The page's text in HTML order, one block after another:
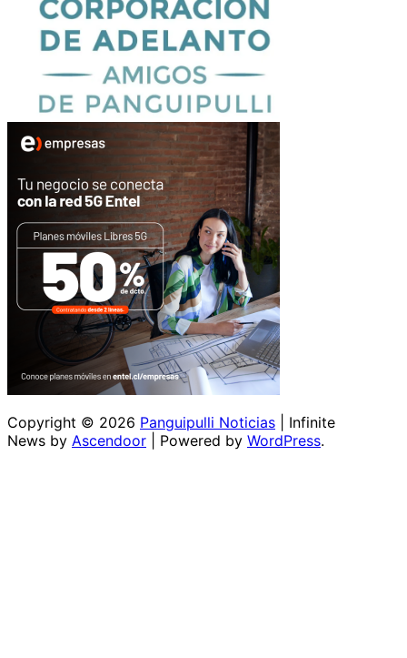
Copyright © 2026 Panguipulli Noticias | Infinite
News by Ascendoor | Powered by WordPress.